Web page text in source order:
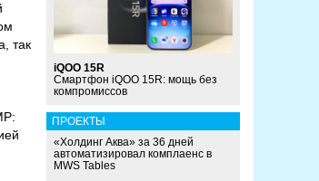
так
iQOO 15R
Смартфон iQOO 15R: мощь без
компромиссов
ПРОЕКТЫ
«Холдинг Аква» за 36 дней
автоматизировал комплаенс в
MWS Tables